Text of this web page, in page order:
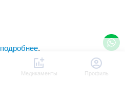
Медикаменты Профиль
подробнее.